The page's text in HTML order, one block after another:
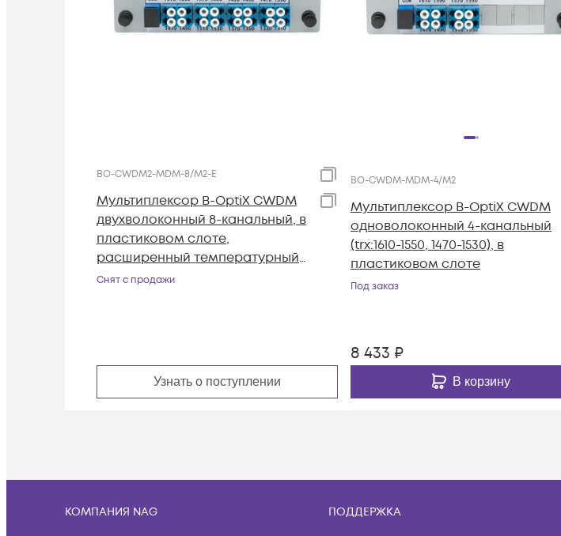
BO-CWDM2-MDM-8/M2-E
Мультиплексор B-OptiX CWDM
двухволоконный 8-канальный, в
пластиковом слоте,
расширенный температурный
диапазон
Снят с продажи
Узнать о поступлении
BO-CWDM-MDM-4/M2
Мультиплексор B-OptiX CWDM
одноволоконный 4-канальный
(trx:1610-1550, 1470-1530), в
пластиковом слоте
Под заказ
8 433 ₽
В корзину
КОМПАНИЯ NAG ПОДДЕРЖКА